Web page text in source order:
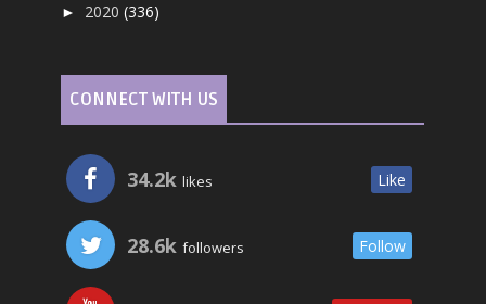
► 2020(336)
CONNECT WITH US
34.2k likes Like
28.6k followers Follow